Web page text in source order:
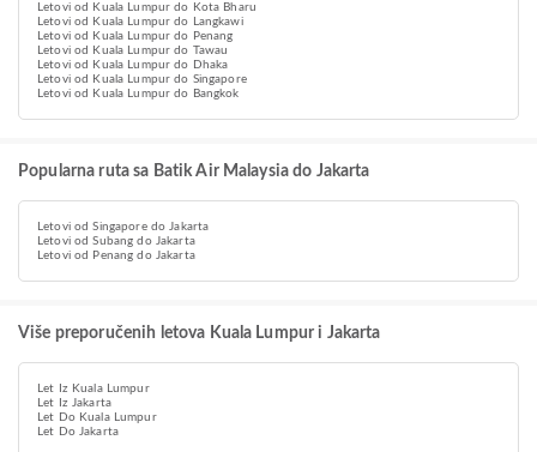
Letovi od Kuala Lumpur do Kota Bharu
Letovi od Kuala Lumpur do Langkawi
Letovi od Kuala Lumpur do Penang
Letovi od Kuala Lumpur do Tawau
Letovi od Kuala Lumpur do Dhaka
Letovi od Kuala Lumpur do Singapore
Letovi od Kuala Lumpur do Bangkok
Popularna ruta sa Batik Air Malaysia do Jakarta
Letovi od Singapore do Jakarta
Letovi od Subang do Jakarta
Letovi od Penang do Jakarta
Više preporučenih letova Kuala Lumpur i Jakarta
Let Iz Kuala Lumpur
Let Iz Jakarta
Let Do Kuala Lumpur
Let Do Jakarta